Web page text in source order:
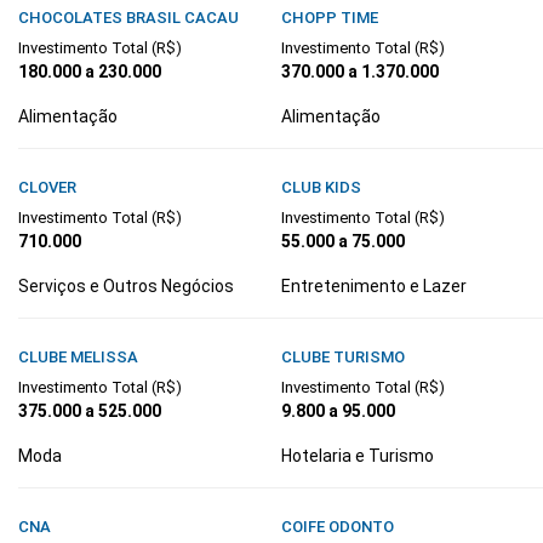
CHOCOLATES BRASIL CACAU
Investimento Total (R$)
180.000 a 230.000
Alimentação
CHOPP TIME
Investimento Total (R$)
370.000 a 1.370.000
Alimentação
CLOVER
Investimento Total (R$)
710.000
Serviços e Outros Negócios
CLUB KIDS
Investimento Total (R$)
55.000 a 75.000
Entretenimento e Lazer
CLUBE MELISSA
Investimento Total (R$)
375.000 a 525.000
Moda
CLUBE TURISMO
Investimento Total (R$)
9.800 a 95.000
Hotelaria e Turismo
CNA COIFE ODONTO